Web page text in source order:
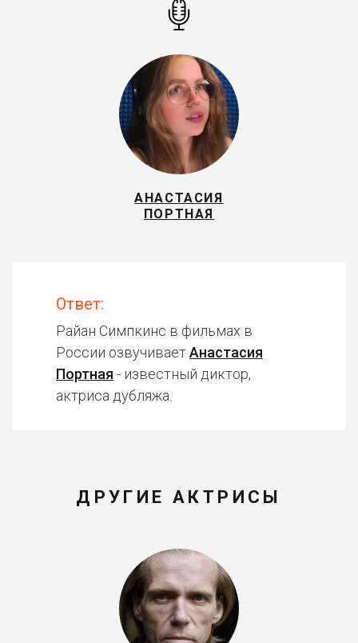
АНАСТАСИЯ
ПОРТНАЯ
Ответ:
Райан Симпкинс в фильмах в
России озвучиваетАнастасия
Портная - известный диктор,
актриса дубляжа.
ДРУГИЕ АКТРИСЫ